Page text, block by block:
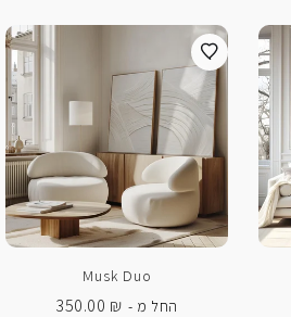
Musk Duo
החל מ -
350.00 ₪